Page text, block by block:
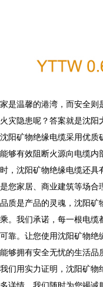
家是温馨的港湾，而安全
火灾隐患呢？答案就是沈阳
沈阳矿物绝缘电缆采用优质
能够有效阻断火源向电缆内
时，沈阳矿物绝缘电缆还具
是您家居、商业建筑等场合
品质是产品的灵魂，沈阳
乘。我们承诺，每一根电
可靠。让您使用沈阳矿物绝
能够拥有安全无忧的生活品
我们用实力证明，沈阳矿物